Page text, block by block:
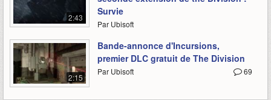
2:43
Survie
Par Ubisoft
2:15
Bande-annonce d'Incursions,
premier DLC gratuit de The Division
69
Par Ubisoft